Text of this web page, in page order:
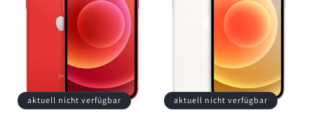
aktuell nicht verfügbar aktuell nicht verfügbar